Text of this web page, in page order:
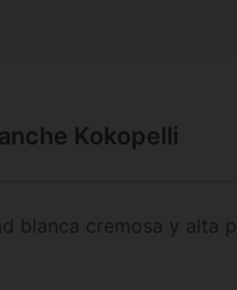
Kokopelli
blanca cremosa y